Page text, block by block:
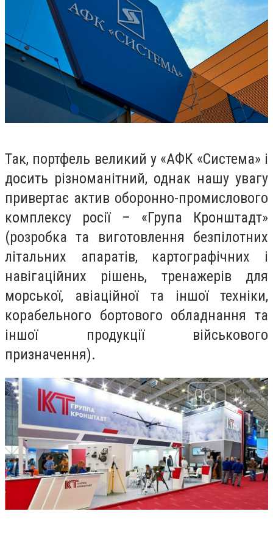
Так, портфель великий у «АФК «Система» і
досить різноманітний, однак нашу увагу
привертає актив оборонно-промислового
комплексу росії – «Група Кронштадт»
(розробка та виготовлення безпілотних
літальних апаратів, картографічних і
навігаційних рішень, тренажерів для
морської, авіаційної та іншої техніки,
корабельного бортового обладнання та
іншої продукції військового
призначення).